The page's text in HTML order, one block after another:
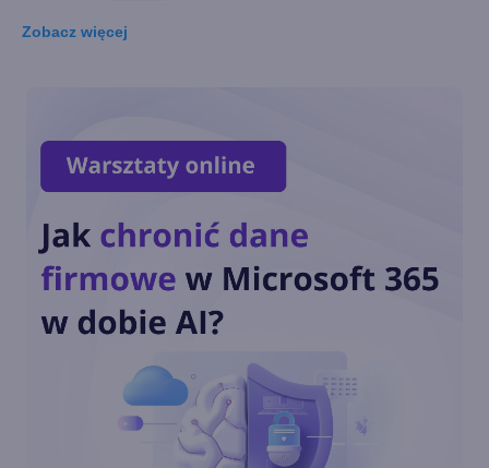
Xbox na Windows
Call of Duty: Black Ops 6 od
Zobacz więcej